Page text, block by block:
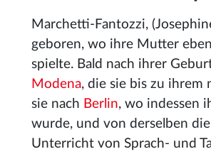
Marchetti-Fantozzi,
geboren, wo ihre Mutter
spielte. Bald nach ihrer
Modena, die sie bis zu ihrem
sie nach Berlin, wo indessen
wurde, und von derselben
Unterricht von Sprach- und